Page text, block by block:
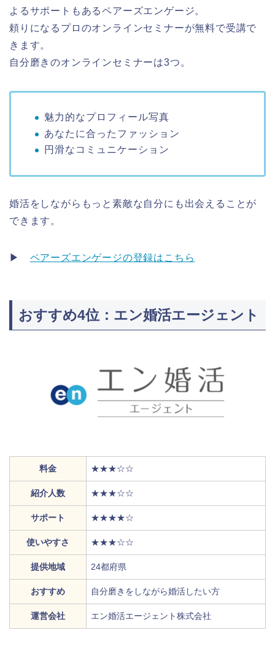
よるサポートもあるペアーズエンゲージ。
頼りになるプロのオンラインセミナーが無料で受講で
きます。
自分磨きのオンラインセミナーは3つ。
魅力的なプロフィール写真
あなたに合ったファッション
円滑なコミュニケーション
婚活をしながらもっと素敵な自分にも出会えることが
できます。
▶ ペアーズエンゲージの登録はこちら
おすすめ4位：エン婚活エージェント
料金 ★★★☆☆
紹介人数 ★★★☆☆
サポート ★★★★☆
使いやすさ ★★★☆☆
提供地域 24都府県
おすすめ 自分磨きをしながら婚活したい方
運営会社 エン婚活エージェント株式会社